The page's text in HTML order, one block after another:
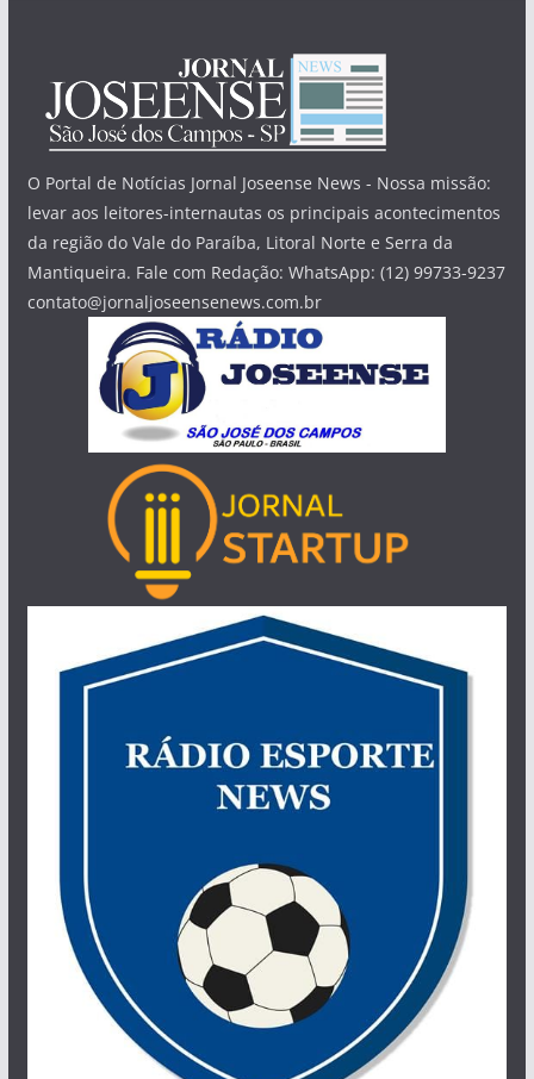
O Portal de Notícias Jornal Joseense News - Nossa missão:
levar aos leitores-internautas os principais acontecimentos
da região do Vale do Paraíba, Litoral Norte e Serra da
Mantiqueira. Fale com Redação: WhatsApp: (12) 99733-9237
contato@jornaljoseensenews.com.br